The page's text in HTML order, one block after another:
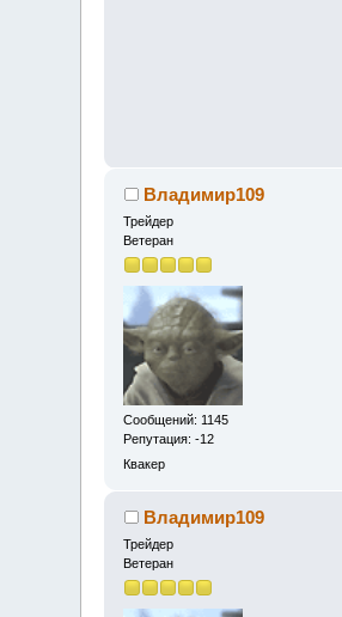
Владимир109
Трейдер
Ветеран
Сообщений: 1145
Репутация: -12
Квакер
Владимир109
Трейдер
Ветеран